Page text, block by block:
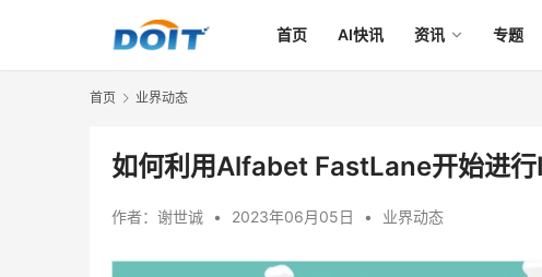
首页 AI快讯 资讯 专题
首页 业界动态
如何利用Alfabet FastLane开始进
作者： 谢世诚 • 2023年06月05日 • 业界动态